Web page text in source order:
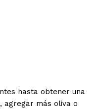
hasta obtener una
agregar más oliva o